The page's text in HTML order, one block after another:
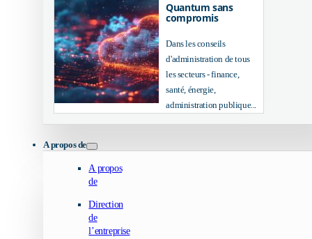
Quantum sans
compromis
Dans les conseils
d'administration de tous
les secteurs - finance,
santé, énergie,
administration publique...
A propos de
A propos
de
Direction
de
l’entreprise